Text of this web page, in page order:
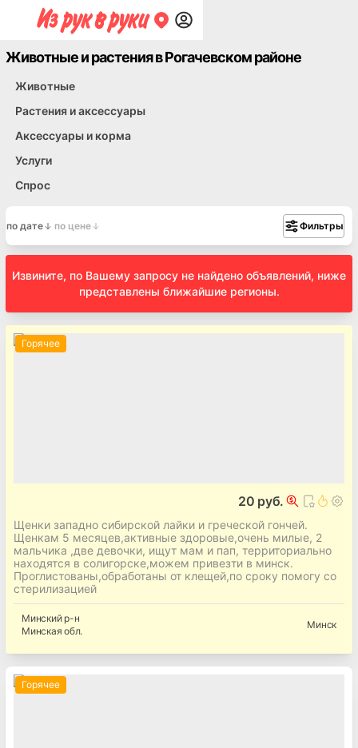
Животные и растения в Рогачевском районе
Животные
Растения и аксессуары
Аксессуары и корма
Услуги
Спрос
по дате по цене Фильтры
Извините, по Вашему запросу не найдено объявлений, ниже
представлены ближайшие регионы.
Горячее
20 руб.
Щенки западно сибирской лайки и греческой гончей.
Щенкам 5 месяцев,активные здоровые,очень милые, 2
мальчика ,две девочки, ищут мам и пап, территориально
находятся в солигорске,можем привезти в минск.
Проглистованы,обработаны от клещей,по сроку помогу со
стерилизацией
Минскийр-н
Минская обл.
Минск
Горячее